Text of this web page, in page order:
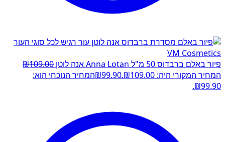
פיור באלם ברבדוס 50 מ"ל Anna Lotan אנה לוטן ₪109.00
המחיר המקורי היה: ₪109.00.
₪99.90
המחיר הנוכחי הוא:
₪99.90.